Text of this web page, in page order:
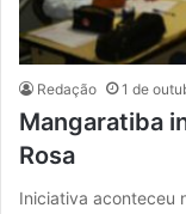
Redação 1 de
Mangaratiba
Rosa
Iniciativa aconteceu